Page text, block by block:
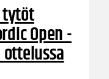
tytöt
Open -